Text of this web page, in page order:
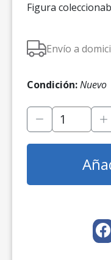
Figura
Envío a
Condición:Nuevo